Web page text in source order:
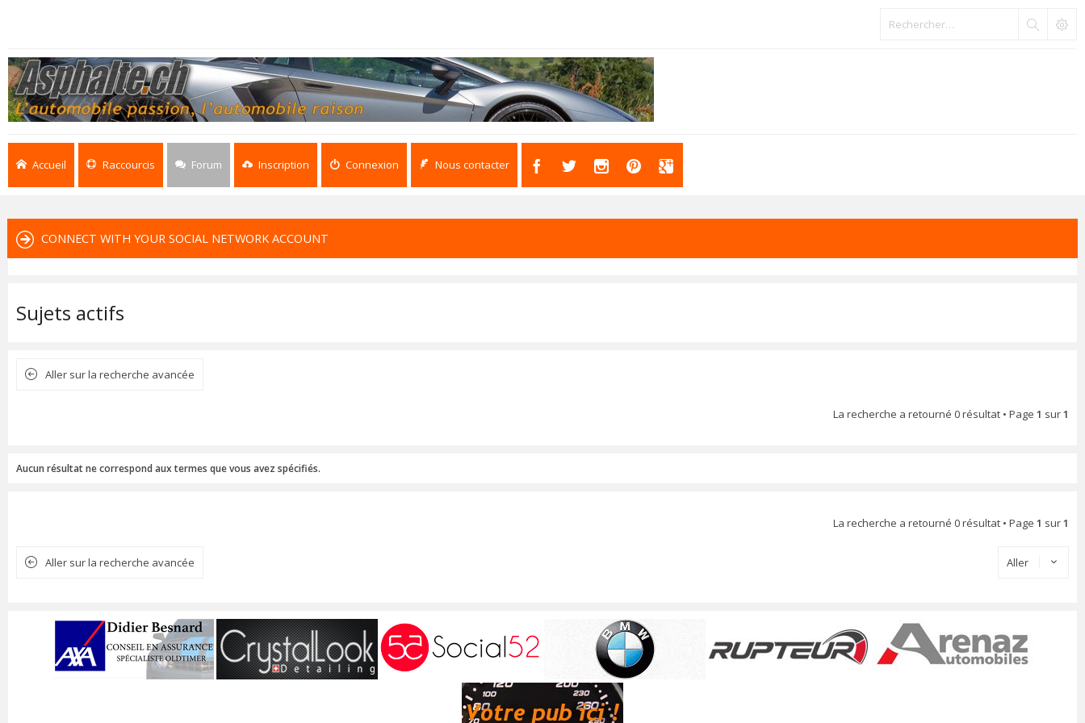
Accueil Raccourcis Forum Inscription Connexion Nous contacter
CONNECT WITH YOUR SOCIAL NETWORK ACCOUNT
Sujets actifs
Aller sur la recherche avancée
La recherche a retourné 0 résultat • Page 1 sur1
Aucun résultat ne correspond aux termes que vous avez spécifiés.
La recherche a retourné 0 résultat • Page 1 sur1
Aller sur la recherche avancée Aller